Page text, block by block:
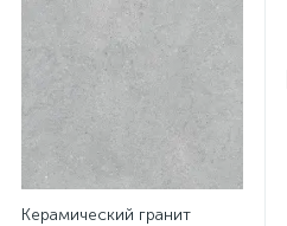
Керамический гранит